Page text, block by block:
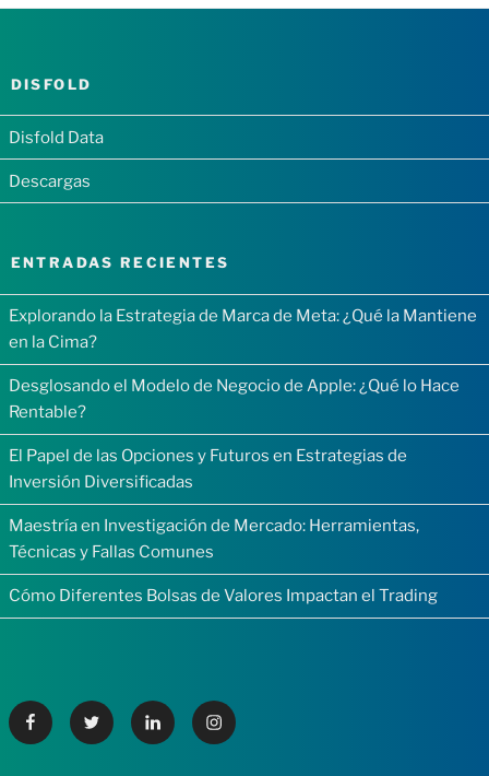
DISFOLD
Disfold Data
Descargas
ENTRADAS RECIENTES
Explorando la Estrategia de Marca de Meta: ¿Qué la Mantiene
en la Cima?
Desglosando el Modelo de Negocio de Apple: ¿Qué lo Hace
Rentable?
El Papel de las Opciones y Futuros en Estrategias de
Inversión Diversificadas
Maestría en Investigación de Mercado: Herramientas,
Técnicas y Fallas Comunes
Cómo Diferentes Bolsas de Valores Impactan el Trading
FacebookTwitter LinkedinInstagram